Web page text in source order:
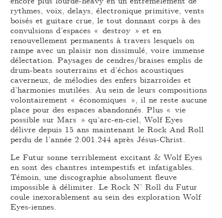
rythmes, voix, delays, électronique primitive, vents
boisés et guitare crue, le tout donnant corps à des
convulsions d’espaces « destroy » et en
renouvellement permanents à travers lesquels on
rampe avec un plaisir non dissimulé, voire immense
délectation. Paysages de cendres/braises emplis de
drum-beats souterrains et d’échos acoustiques
caverneux, de mélodies des enfers bizarroïdes et
d’harmonies mutilées. Au sein de leurs compositions
volontairement « économiques », il ne reste aucune
place pour des espaces abandonnés. Plus « vie
possible sur Mars » qu’arc-en-ciel, Wolf Eyes
délivre depuis 15 ans maintenant le Rock And Roll
perdu de l’année 2.001.244 après Jésus-Christ.
Le Futur sonne terriblement excitant & Wolf Eyes
en sont des chantres intempestifs et infatigables.
Témoin, une discographie absolument fleuve
impossible à délimiter. Le Rock N’ Roll du Futur
coule inexorablement au sein des exploration Wolf
Eyes-iennes.